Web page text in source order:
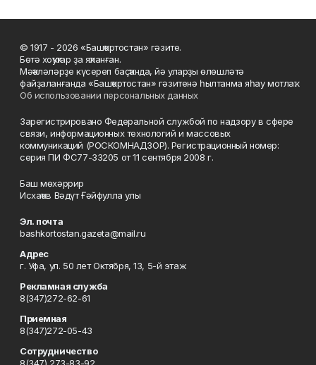
© 1917 - 2026 «Башҡортостан» гәзите.
Бөтә хоҡуҡтар ҙа яҡланған.
Мәҡәләләрҙе күсереп баҫҡанда, йә уларҙы өлөшләтә
файҙаланғанда «Башҡортостан» гәзитенә һылтанма яһау мотлаҡ.
Об использовании персональных данных
Зарегистрировано Федеральной службой по надзору в сфере
связи, информационных технологий и массовых
коммуникаций (РОСКОМНАДЗОР). Регистрационный номер:
серия ПИ ФС77-33205 от 11 сентября 2008 г.
Баш мөхәррир
Исхаҡов Вәдүт Ғәйфулла улы
Эл. почта
bashkortostan.gazeta@mail.ru
Адрес
г. Уфа, ул. 50 лет Октября, 13, 5-й этаж
Рекламная служба
8(347)272-62-61
Приемная
8(347)272-05-43
Сотрудничество